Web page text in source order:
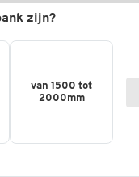
zijn?
van 1500 tot
2000mm